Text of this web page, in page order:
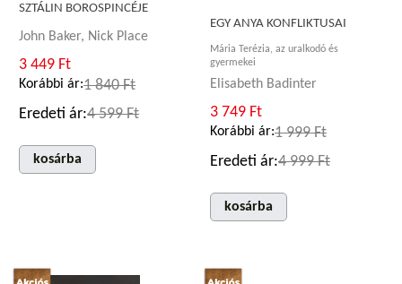
SZTÁLIN BOROSPINCÉJE
John Baker, Nick Place
3 449 Ft
Korábbi ár:1 840 Ft
Eredeti ár:4 599 Ft
kosárba
EGY ANYA KONFLIKTUSAI
Mária Terézia, az uralkodó és
gyermekei
Elisabeth Badinter
3 749 Ft
Korábbi ár:1 999 Ft
Eredeti ár:4 999 Ft
kosárba